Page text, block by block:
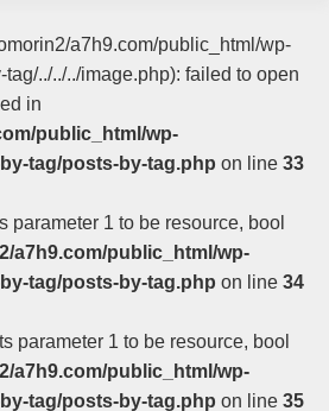
a7h9.com/public_html/wp-
../../../image.php): failed to open
in
public_html/wp-
tag/posts-by-tag.php on line 33
parameter 1 to be resource, bool
a7h9.com/public_html/wp-
tag/posts-by-tag.php on line 34
parameter 1 to be resource, bool
a7h9.com/public_html/wp-
tag/posts-by-tag.php on line 35